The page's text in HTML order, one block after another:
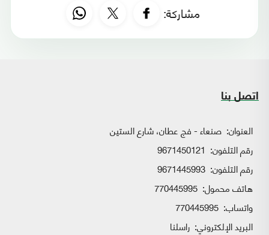
مشاركة:
اتصل بنا
العنوان: صنعاء - فج عطان، شارع الستين
رقم التلفون: 9671450121
رقم التلفون: 9671445993
هاتف محمول: 770445995
واتساب:
البريد الإلكتروني: راسلنا